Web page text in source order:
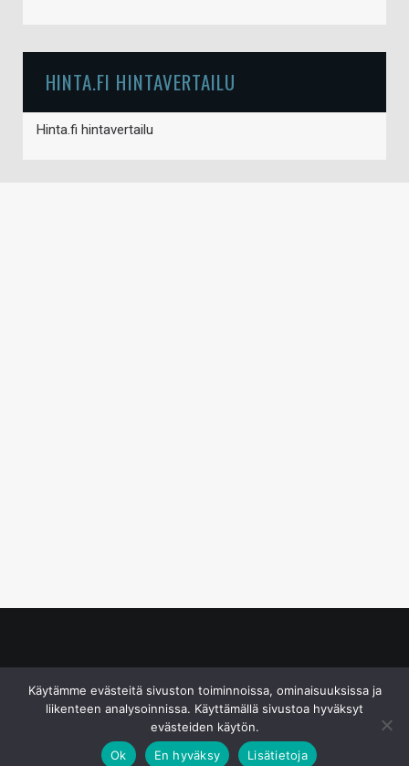
HINTA.FI HINTAVERTAILU
Hinta.fi hintavertailu
Käytämme evästeitä sivuston toiminnoissa, ominaisuuksissa ja
liikenteen analysoinnissa. Käyttämällä sivustoa hyväksyt
evästeiden käytön.
Ok
En hyväksy Lisätietoja